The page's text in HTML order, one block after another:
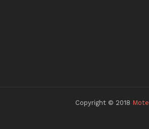
Copyright © 2018 Mote